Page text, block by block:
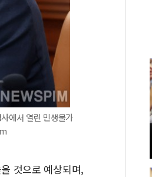
에서 열린 민생물가
것으로 예상되며,